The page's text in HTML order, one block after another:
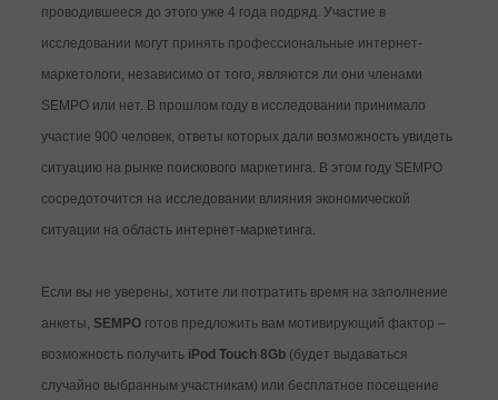
проводившееся до этого уже 4 года подряд. Участие в
исследовании могут принять профессиональные интернет-
маркетологи, независимо от того, являются ли они членами
SEMPO или нет. В прошлом году в исследовании принимало
участие 900 человек, ответы которых дали возможность увидеть
ситуацию на рынке поискового маркетинга. В этом году SEMPO
сосредоточится на исследовании влияния экономической
ситуации на область интернет-маркетинга.
Если вы не уверены, хотите ли потратить время на заполнение
анкеты, SEMPO готов предложить вам мотивирующий фактор –
возможность получить iPod Touch 8Gb (будет выдаваться
случайно выбранным участникам) или бесплатное посещение